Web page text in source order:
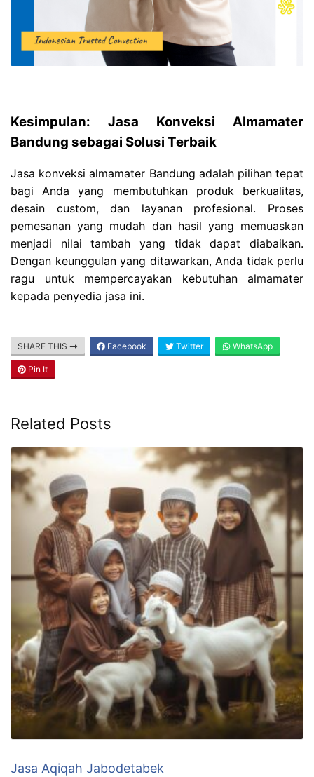
Kesimpulan: Jasa Konveksi Almamater
Bandung sebagai Solusi Terbaik
Jasa konveksi almamater Bandung adalah pilihan tepat
bagi Anda yang membutuhkan produk berkualitas,
desain custom, dan layanan profesional. Proses
pemesanan yang mudah dan hasil yang memuaskan
menjadi nilai tambah yang tidak dapat diabaikan.
Dengan keunggulan yang ditawarkan, Anda tidak perlu
ragu untuk mempercayakan kebutuhan almamater
kepada penyedia jasa ini.
SHARE THIS Facebook Twitter WhatsApp
Pin It
Related Posts
Jasa Aqiqah Jabodetabek